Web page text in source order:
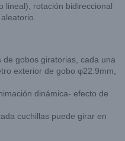
lineal), rotación bidireccional
gobos giratorias, cada una
exterior de gobo φ22.9mm,
dinámica- efecto de
cuchillas puede girar en